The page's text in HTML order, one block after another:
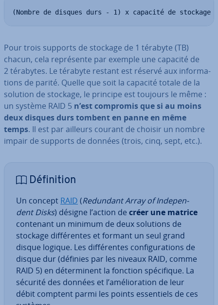
(Nombre de disques durs - 1) x capacité de
Pour trois supports de stockage de 1 térabyte (TB)
chacun, cela re­pré­sente par exemple une capacité de
2 térabytes. Le térabyte restant est réservé aux in­for­ma­
tions de parité. Quelle que soit la capacité totale de la
solution de stockage, le principe est toujours le même :
un système RAID 5 n’est compromis que si au moins
deux disques durs tombent en panne en même
temps. Il est par ailleurs courant de choisir un nombre
impair de supports de données (trois, cinq, sept, etc.).
Dé­fi­ni­tion
Un concept RAID (Redundant Array of In­de­pen­
dent Disks) désigne l’action de créer une matrice
contenant un minimum de deux solutions de
stockage dif­fé­rentes et formant un seul grand
disque logique. Les dif­fé­rentes con­fi­gu­ra­tions de
disque dur (définies par les niveaux RAID, comme
RAID 5) en dé­ter­mi­nent la fonction spé­ci­fique. La
sécurité des données et l’amé­lio­ra­tion de leur
débit comptent parmi les points es­sen­tiels de ces